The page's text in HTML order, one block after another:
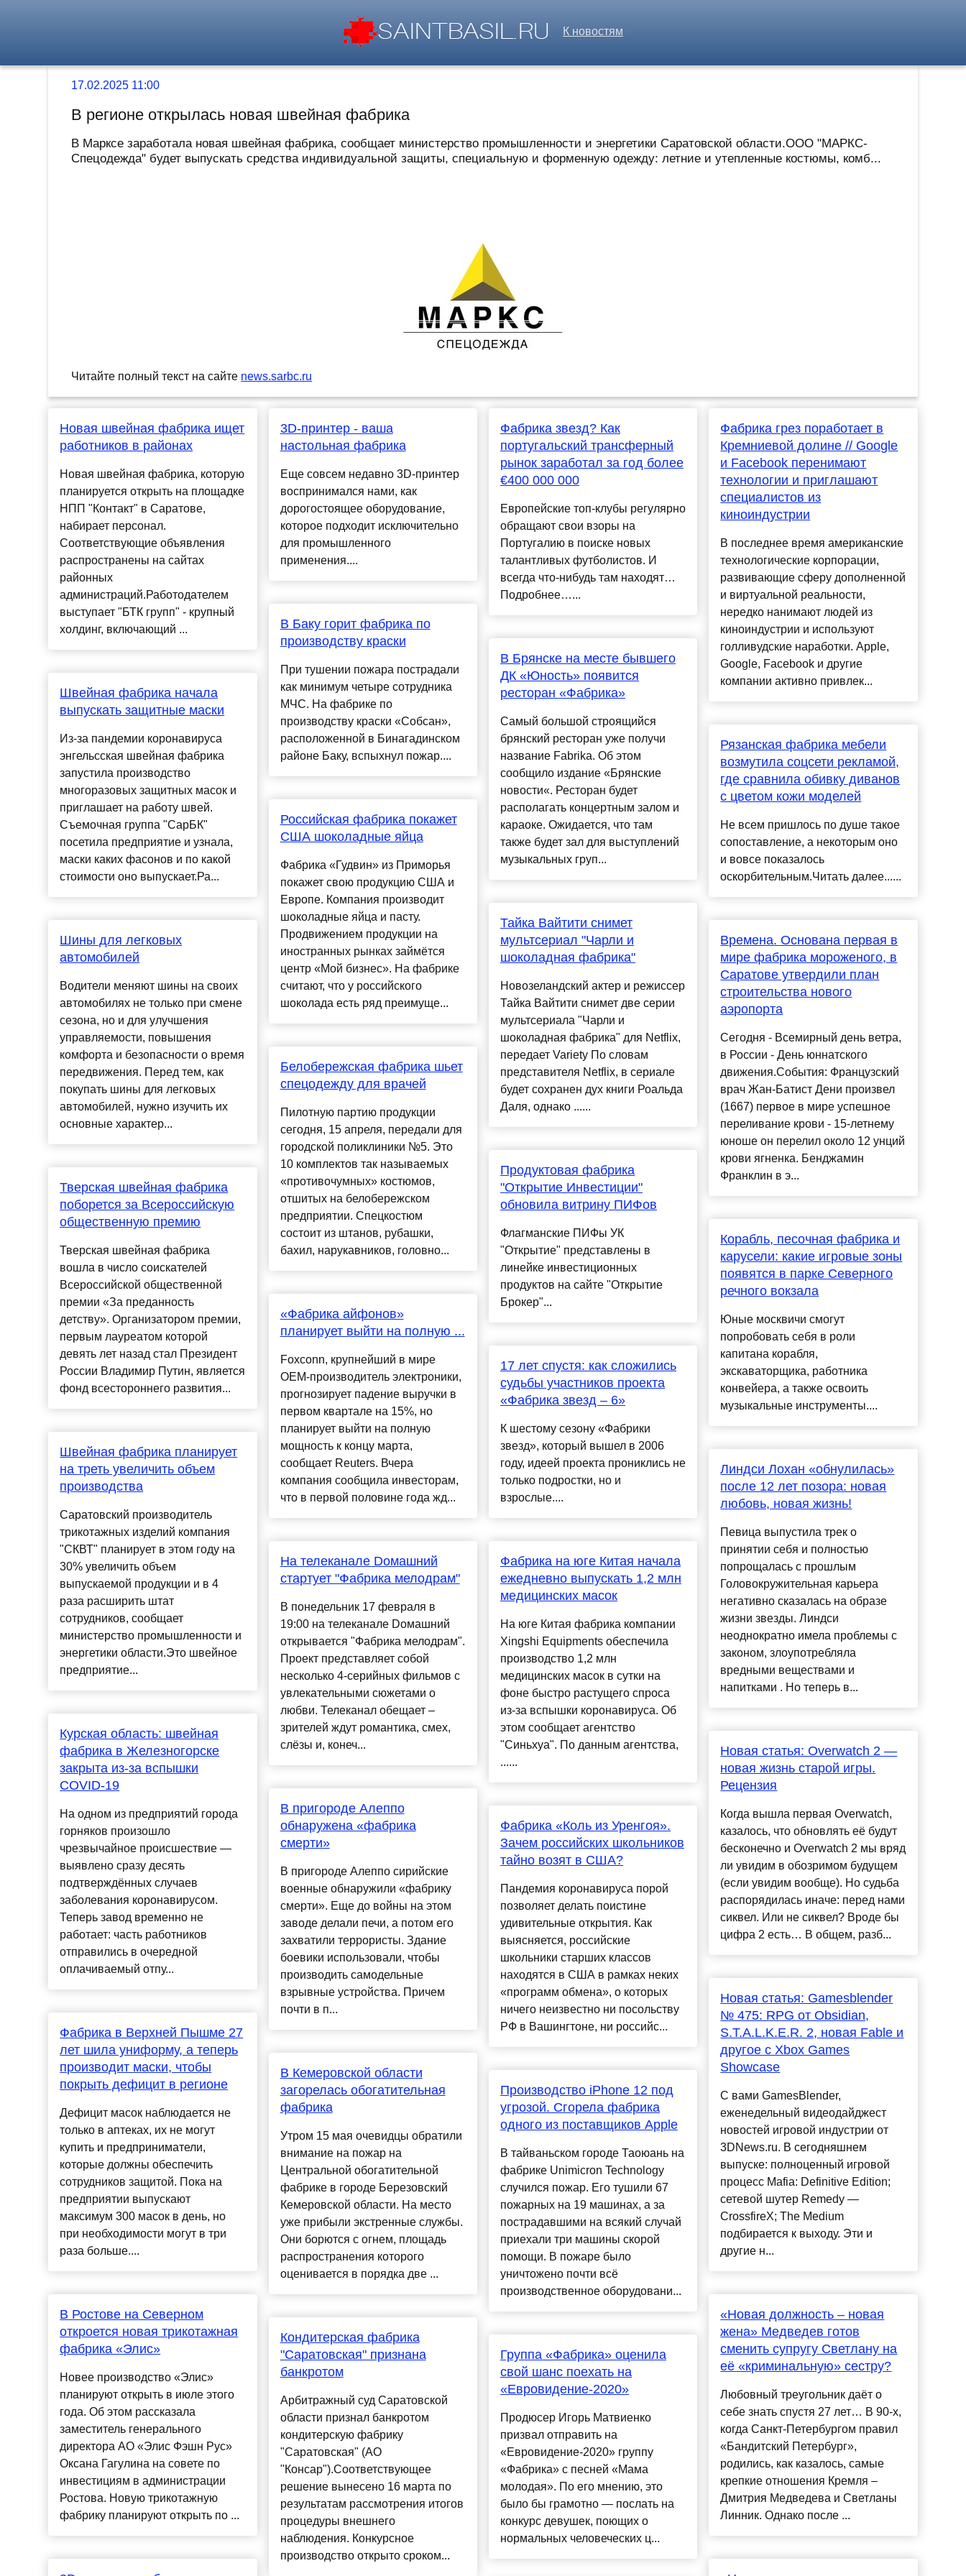
К новостям
17.02.2025 11:00
В регионе открылась новая швейная фабрика
В Марксе заработала новая швейная фабрика, сообщает министерство промышленности и энергетики Саратовской области.ООО "МАРКС-
Спецодежда" будет выпускать средства индивидуальной защиты, специальную и форменную одежду: летние и утепленные костюмы, комб...
Читайте полный текст на сайте news.sarbc.ru
Новая швейная фабрика ищет
работников в районах
Новая швейная фабрика, которую
планируется открыть на площадке
НПП "Контакт" в Саратове,
набирает персонал.
Соответствующие объявления
распространены на сайтах
районных
администраций.Работодателем
выступает "БТК групп" - крупный
холдинг, включающий ...
Швейная фабрика начала
выпускать защитные маски
Из-за пандемии коронавируса
энгельсская швейная фабрика
запустила производство
многоразовых защитных масок и
приглашает на работу швей.
Съемочная группа "СарБК"
посетила предприятие и узнала,
маски каких фасонов и по какой
стоимости оно выпускает.Ра...
Шины для легковых
автомобилей
Водители меняют шины на своих
автомобилях не только при смене
сезона, но и для улучшения
управляемости, повышения
комфорта и безопасности о время
передвижения. Перед тем, как
покупать шины для легковых
автомобилей, нужно изучить их
основные характер...
Тверская швейная фабрика
поборется за Всероссийскую
общественную премию
Тверская швейная фабрика
вошла в число соискателей
Всероссийской общественной
премии «За преданность
детству». Организатором премии,
первым лауреатом которой
девять лет назад стал Президент
России Владимир Путин, является
фонд всестороннего развития...
Швейная фабрика планирует
на треть увеличить объем
производства
Саратовский производитель
трикотажных изделий компания
"СКВТ" планирует в этом году на
30% увеличить объем
выпускаемой продукции и в 4
раза расширить штат
сотрудников, сообщает
министерство промышленности и
энергетики области.Это швейное
предприятие...
Курская область: швейная
фабрика в Железногорске
закрыта из-за вспышки
COVID-19
На одном из предприятий города
горняков произошло
чрезвычайное происшествие —
выявлено сразу десять
подтверждённых случаев
заболевания коронавирусом.
Теперь завод временно не
работает: часть работников
отправились в очередной
оплачиваемый отпу...
Фабрика в Верхней Пышме 27
лет шила униформу, а теперь
производит маски, чтобы
покрыть дефицит в регионе
Дефицит масок наблюдается не
только в аптеках, их не могут
купить и предприниматели,
которые должны обеспечить
сотрудников защитой. Пока на
предприятии выпускают
максимум 300 масок в день, но
при необходимости могут в три
раза больше....
В Ростове на Северном
откроется новая трикотажная
фабрика «Элис»
Новее производство «Элис»
планируют открыть в июле этого
года. Об этом рассказала
заместитель генерального
директора АО «Элис Фэшн Рус»
Оксана Гагулина на совете по
инвестициям в администрации
Ростова. Новую трикотажную
фабрику планируют открыть по ...
3D-принтер - ваша
настольная фабрика
Еще совсем недавно 3D-принтер
воспринимался нами, как
дорогостоящее оборудование,
которое подходит исключительно
для промышленного
применения....
В Баку горит фабрика по
производству краски
При тушении пожара пострадали
как минимум четыре сотрудника
МЧС. На фабрике по
производству краски «Собсан»,
расположенной в Бинагадинском
районе Баку, вспыхнул пожар....
Российская фабрика покажет
США шоколадные яйца
Фабрика «Гудвин» из Приморья
покажет свою продукцию США и
Европе. Компания производит
шоколадные яйца и пасту.
Продвижением продукции на
иностранных рынках займётся
центр «Мой бизнес». На фабрике
считают, что у российского
шоколада есть ряд преимуще...
Белобережская фабрика шьет
спецодежду для врачей
Пилотную партию продукции
сегодня, 15 апреля, передали для
городской поликлиники №5. Это
10 комплектов так называемых
«противочумных» костюмов,
отшитых на белобережском
предприятии. Спецкостюм
состоит из штанов, рубашки,
бахил, нарукавников, головно...
«Фабрика айфонов»
планирует выйти на полную ...
Foxconn, крупнейший в мире
OEM-производитель электроники,
прогнозирует падение выручки в
первом квартале на 15%, но
планирует выйти на полную
мощность к концу марта,
сообщает Reuters. Вчера
компания сообщила инвесторам,
что в первой половине года жд...
На телеканале Dомашний
стартует "Фабрика мелодрам"
В понедельник 17 февраля в
19:00 на телеканале Dомашний
открывается "Фабрика мелодрам".
Проект представляет собой
несколько 4-серийных фильмов с
увлекательными сюжетами о
любви. Телеканал обещает –
зрителей ждут романтика, смех,
слёзы и, конеч...
В пригороде Алеппо
обнаружена «фабрика
смерти»
В пригороде Алеппо сирийские
военные обнаружили «фабрику
смерти». Еще до войны на этом
заводе делали печи, а потом его
захватили террористы. Здание
боевики использовали, чтобы
производить самодельные
взрывные устройства. Причем
почти в п...
В Кемеровской области
загорелась обогатительная
фабрика
Утром 15 мая очевидцы обратили
внимание на пожар на
Центральной обогатительной
фабрике в городе Березовский
Кемеровской области. На место
уже прибыли экстренные службы.
Они борются с огнем, площадь
распространения которого
оценивается в порядка две ...
Кондитерская фабрика
"Саратовская" признана
банкротом
Арбитражный суд Саратовской
области признал банкротом
кондитерскую фабрику
"Саратовская" (АО
"Консар").Соответствующее
решение вынесено 16 марта по
результатам рассмотрения итогов
процедуры внешнего
наблюдения. Конкурсное
производство открыто сроком...
Фабрика звезд? Как
португальский трансферный
рынок заработал за год более
€400 000 000
Европейские топ-клубы регулярно
обращают свои взоры на
Португалию в поиске новых
талантливых футболистов. И
всегда что-нибудь там находят…
Подробнее…...
В Брянске на месте бывшего
ДК «Юность» появится
ресторан «Фабрика»
Самый большой строящийся
брянский ресторан уже получи
название Fabrika. Об этом
сообщило издание «Брянские
новости«. Ресторан будет
располагать концертным залом и
караоке. Ожидается, что там
также будет зал для выступлений
музыкальных груп...
Тайка Вайтити снимет
мультсериал "Чарли и
шоколадная фабрика"
Новозеландский актер и режиссер
Тайка Вайтити снимет две серии
мультсериала "Чарли и
шоколадная фабрика" для Netflix,
передает Variety По словам
представителя Netflix, в сериале
будет сохранен дух книги Роальда
Даля, однако ......
Продуктовая фабрика
"Открытие Инвестиции"
обновила витрину ПИФов
Флагманские ПИФы УК
"Открытие" представлены в
линейке инвестиционных
продуктов на сайте "Открытие
Брокер"...
17 лет спустя: как сложились
судьбы участников проекта
«Фабрика звезд – 6»
К шестому сезону «Фабрики
звезд», который вышел в 2006
году, идеей проекта прониклись не
только подростки, но и
взрослые....
Фабрика на юге Китая начала
ежедневно выпускать 1,2 млн
медицинских масок
На юге Китая фабрика компании
Xingshi Equipments обеспечила
производство 1,2 млн
медицинских масок в сутки на
фоне быстро растущего спроса
из-за вспышки коронавируса. Об
этом сообщает агентство
"Синьхуа". По данным агентства,
......
Фабрика «Коль из Уренгоя».
Зачем российских школьников
тайно возят в США?
Пандемия коронавируса порой
позволяет делать поистине
удивительные открытия. Как
выясняется, российские
школьники старших классов
находятся в США в рамках неких
«программ обмена», о которых
ничего неизвестно ни посольству
РФ в Вашингтоне, ни российс...
Производство iPhone 12 под
угрозой. Сгорела фабрика
одного из поставщиков Apple
В тайваньском городе Таоюань на
фабрике Unimicron Technology
случился пожар. Его тушили 67
пожарных на 19 машинах, а за
пострадавшими на всякий случай
приехали три машины скорой
помощи. В пожаре было
уничтожено почти всё
производственное оборудовани...
Группа «Фабрика» оценила
свой шанс поехать на
«Евровидение-2020»
Продюсер Игорь Матвиенко
призвал отправить на
«Евровидение-2020» группу
«Фабрика» с песней «Мама
молодая». По его мнению, это
было бы грамотно — послать на
конкурс девушек, поющих о
нормальных человеческих ц...
Фабрика грез поработает в
Кремниевой долине // Google
и Facebook перенимают
технологии и приглашают
специалистов из
киноиндустрии
В последнее время американские
технологические корпорации,
развивающие сферу дополненной
и виртуальной реальности,
нередко нанимают людей из
киноиндустрии и используют
голливудские наработки. Apple,
Google, Facebook и другие
компании активно привлек...
Рязанская фабрика мебели
возмутила соцсети рекламой,
где сравнила обивку диванов
с цветом кожи моделей
Не всем пришлось по душе такое
сопоставление, а некоторым оно
и вовсе показалось
оскорбительным.Читать далее......
Времена. Основана первая в
мире фабрика мороженого, в
Саратове утвердили план
строительства нового
аэропорта
Сегодня - Всемирный день ветра,
в России - День юннатского
движения.События: Французский
врач Жан-Батист Дени произвел
(1667) первое в мире успешное
переливание крови - 15-летнему
юноше он перелил около 12 унций
крови ягненка. Бенджамин
Франклин в э...
Корабль, песочная фабрика и
карусели: какие игровые зоны
появятся в парке Северного
речного вокзала
Юные москвичи смогут
попробовать себя в роли
капитана корабля,
экскаваторщика, работника
конвейера, а также освоить
музыкальные инструменты....
Линдси Лохан «обнулилась»
после 12 лет позора: новая
любовь, новая жизнь!
Певица выпустила трек о
принятии себя и полностью
попрощалась с прошлым
Головокружительная карьера
негативно сказалась на образе
жизни звезды. Линдси
неоднократно имела проблемы с
законом, злоупотребляла
вредными веществами и
напитками . Но теперь в...
Новая статья: Overwatch 2 —
новая жизнь старой игры.
Рецензия
Когда вышла первая Overwatch,
казалось, что обновлять её будут
бесконечно и Overwatch 2 мы вряд
ли увидим в обозримом будущем
(если увидим вообще). Но судьба
распорядилась иначе: перед нами
сиквел. Или не сиквел? Вроде бы
цифра 2 есть… В общем, разб...
Новая статья: Gamesblender
№ 475: RPG от Obsidian,
S.T.A.L.K.E.R. 2, новая Fable и
другое с Xbox Games
Showcase
С вами GamesBlender,
еженедельный видеодайджест
новостей игровой индустрии от
3DNews.ru. В сегодняшнем
выпуске: полноценный игровой
процесс Mafia: Definitive Edition;
сетевой шутер Remedy —
CrossfireX; The Medium
подбирается к выходу. Эти и
другие н...
«Новая должность – новая
жена» Медведев готов
сменить супругу Светлану на
её «криминальную» сестру?
Любовный треугольник даёт о
себе знать спустя 27 лет… В 90-х,
когда Санкт-Петербургом правил
«Бандитский Петербург»,
родились, как казалось, самые
крепкие отношения Кремля –
Дмитрия Медведева и Светланы
Линник. Однако после ...